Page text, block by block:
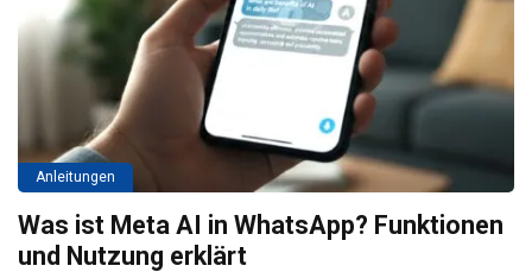
Anleitungen
Was ist Meta AI in WhatsApp? Funktionen
und Nutzung erklärt